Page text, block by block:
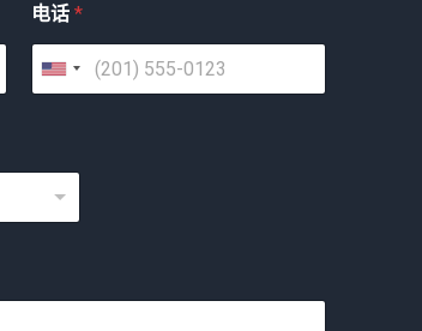
电话 *
美
1